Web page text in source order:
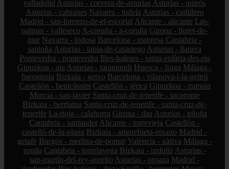
valladolid Asturias - corvera-de-asturias Asturias - quirós
Asturias - cabranes Navarra - tudela Asturias - cudillero
Madrid - san-lorenzo-de-el-escorial Alicante - alicante Las-
palmas - valleseco A-coruña - a-coruña Girona - lloret-de-
mar Navarra - lodosa Barcelona - manresa Cantabria -
santoña Asturias - tapia-de-casariego Asturias - llanera
Pontevedra - pontevedra Illes-balears - santa-eulària-des-riu
Gipuzkoa - aia Asturias - taramundi Huesca - fraga Málaga -
fuengirola Bizkaia - getxo Barcelona - vilanova-i-la-geltrú
Castellón - benicàssim Castellón - jérica Gipuzkoa - zumaia
Murcia - san-javier Santa-cruz-de-tenerife - tacoronte
Bizkaia - berriatua Santa-cruz-de-tenerife - santa-cruz-de-
tenerife La-rioja - calahorra Girona - das Asturias - piloña
Cantabria - santander Alicante - torrevieja Castellón -
castelló-de-la-plana Bizkaia - amorebieta-etxano Madrid -
getafe Burgos - medina-de-pomar Valencia - xàtiva Málaga -
ronda Cantabria - torrelavega Bizkaia - urduliz Asturias -
san-martín-del-rey-aurelio Asturias - proaza Madrid -